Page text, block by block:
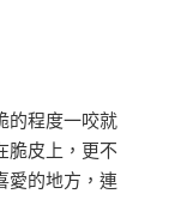
的程度一咬就
脆皮上，更不
愛的地方，連